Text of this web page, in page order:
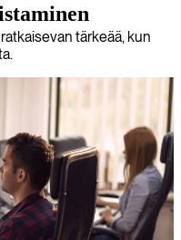
tärkeää, kun